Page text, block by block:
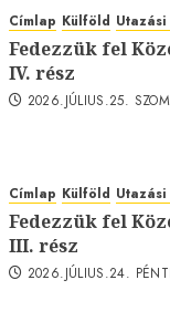
Címlap Külföld
Fedezzük fel
IV. rész
2026.JÚLIUS.25.
Címlap Külföld
Fedezzük fel
III. rész
2026.JÚLIUS.24.